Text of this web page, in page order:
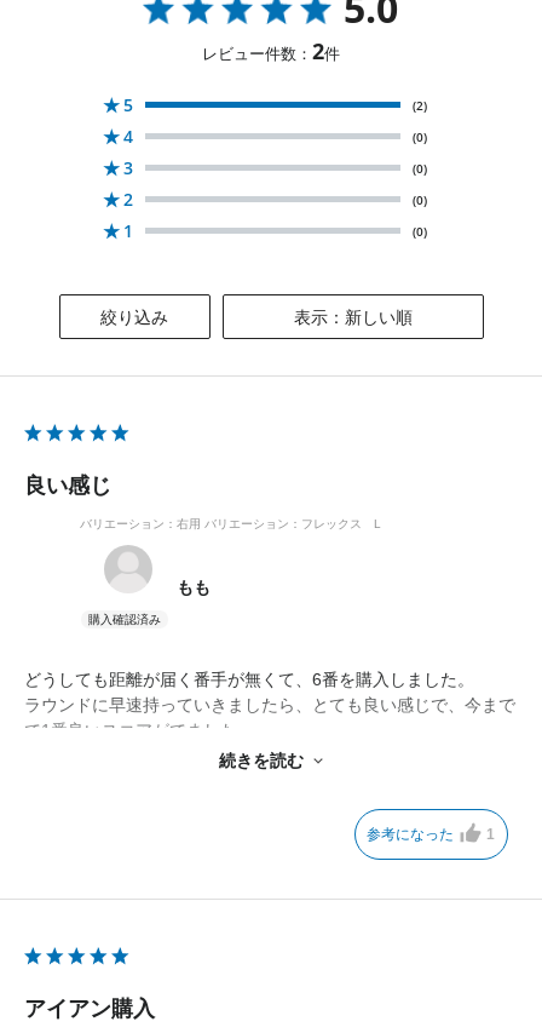
レビュー件数： 2件
★5 (2)
★4 (0)
★3 (0)
★2 (0)
★ 1 (0)
絞り込み 表示：新しい順
良い感じ
バリエーション：右用 バリエーション：フレックス L
もも
どうしても距離が届く番手が無くて、6番を購入しました。
ラウンドに早速持っていきましたら、とても良い感じで、今まで
で1番良いスコアがでました。
初めて持ったクラブがピンなので、これからもずっとピンになり
続きを読む
参考になった 1
アイアン購入